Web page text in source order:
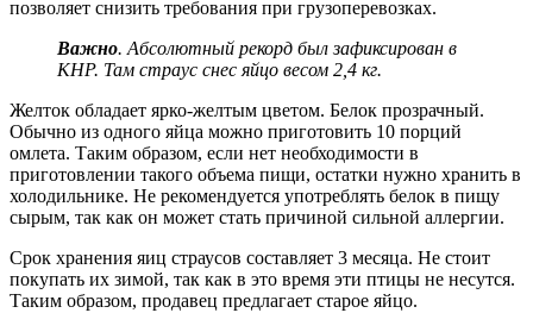
позволяет снизить требования при грузоперевозках.
Важно. Абсолютный рекорд был зафиксирован в
КНР. Там страус снес яйцо весом 2,4 кг.
Желток обладает ярко-желтым цветом. Белок прозрачный.
Обычно из одного яйца можно приготовить 10 порций
омлета. Таким образом, если нет необходимости в
приготовлении такого объема пищи, остатки нужно хранить в
холодильнике. Не рекомендуется употреблять белок в пищу
сырым, так как он может стать причиной сильной аллергии.
Срок хранения яиц страусов составляет 3 месяца. Не стоит
покупать их зимой, так как в это время эти птицы не несутся.
Таким образом, продавец предлагает старое яйцо.